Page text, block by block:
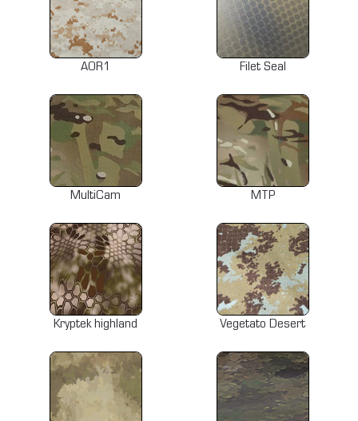
AOR1 Filet Seal
MultiCam MTP
Kryptek highland Vegetato Desert